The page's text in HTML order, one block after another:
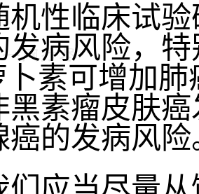
机性临床试
发病风险，
卜素可增加
黑素瘤皮肤
癌的发病风险